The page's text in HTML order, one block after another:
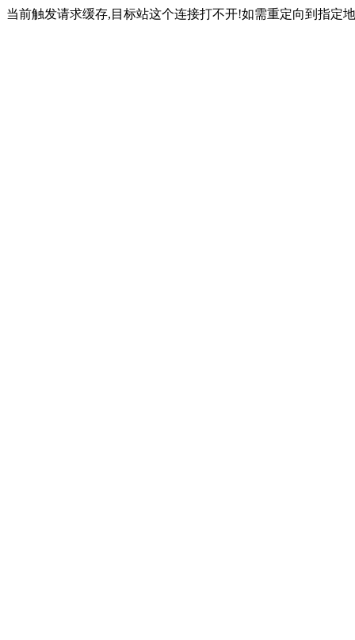
当前触发请求缓存,目标站这个连接打不开!如需重定向到指定